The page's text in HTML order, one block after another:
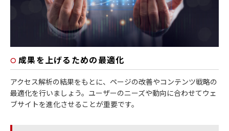
成果を上げるための最適化
アクセス解析の結果をもとに、ページの改善やコンテンツ戦略の
最適化を行いましょう。ユーザーのニーズや動向に合わせてウェ
ブサイトを進化させることが重要です。